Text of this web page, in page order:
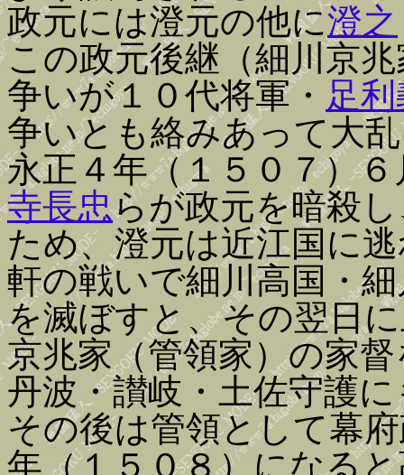
政元には澄元の他に澄之
この政元後継（細川京
争いが１０代将軍・ 足
争いとも絡みあって大
永正４年（１５０７）
寺長忠らが政元を暗殺
ため、澄元は近江国に
軒の戦いで細川高国・
を滅ぼすと、その翌日
京兆家（管領家）の家
丹波・讃岐・土佐守護
その後は管領として幕
年（１５０８）になる